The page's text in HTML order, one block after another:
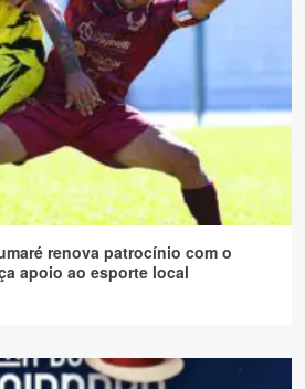
renova patrocínio com o
apoio ao esporte local